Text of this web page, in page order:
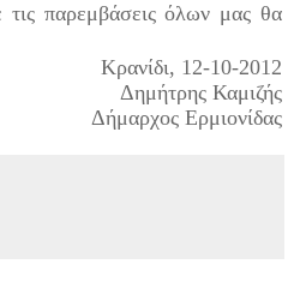
τις παρεμβάσεις όλων μας θα
Κρανίδι, 12-10-2012
Δημήτρης Καμιζής
Δήμαρχος Ερμιονίδας